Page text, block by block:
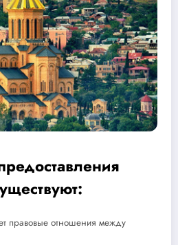
правовые отношения между